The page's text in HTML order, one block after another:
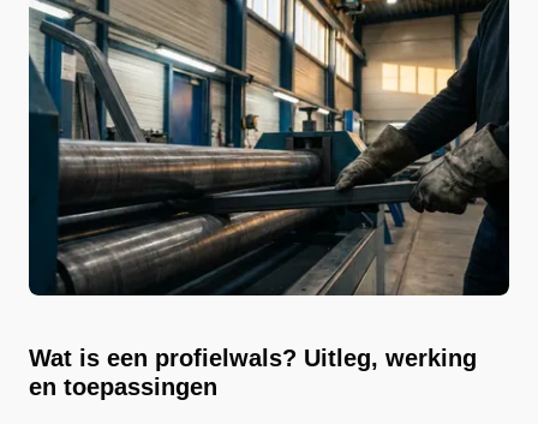
Wat is een profielwals? Uitleg, werking
en toepassingen